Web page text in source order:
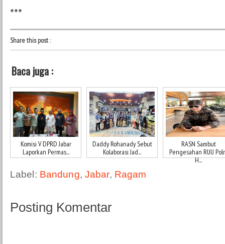
***
Share this post:
Baca juga :
Komisi V DPRD Jabar
Laporkan Permas...
Daddy Rohanady Sebut
Kolaborasi Jad...
RASN Sambut
Pengesahan RUU
H...
Label: Bandung, Jabar, Ragam
Posting Komentar